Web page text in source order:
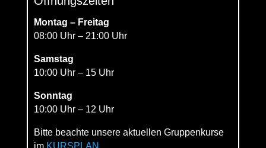
Montag – Freitag
08:00 Uhr – 21:00 Uhr
Samstag
10:00 Uhr – 15 Uhr
Sonntag
10:00 Uhr – 12 Uhr
Bitte beachte unsere aktuellen Gruppenkurse
im KURSPLAN